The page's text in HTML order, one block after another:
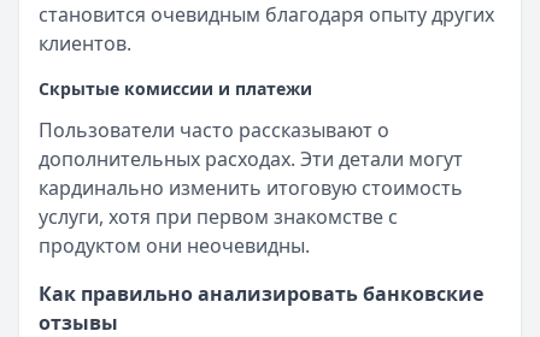
становится очевидным благодаря опыту других
клиентов.
Скрытые комиссии и платежи
Пользователи часто рассказывают о
дополнительных расходах. Эти детали могут
кардинально изменить итоговую стоимость
услуги, хотя при первом знакомстве с
продуктом они неочевидны.
Как правильно анализировать банковские
отзывы